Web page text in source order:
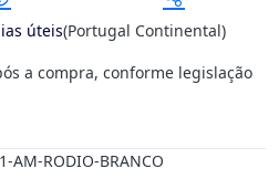
úteis(Portugal Continental)
a compra, conforme legislação
AM-RODIO-BRANCO